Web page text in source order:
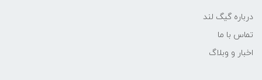
درباره گیگ لند
تماس با ما
اخبار و وبلاگ